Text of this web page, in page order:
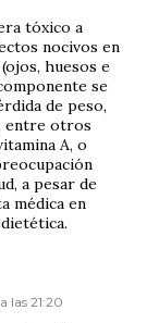
tóxico a
nocivos en
huesos e
se
de peso,
entre otros
A, o
a pesar de
médica en
las 21:20